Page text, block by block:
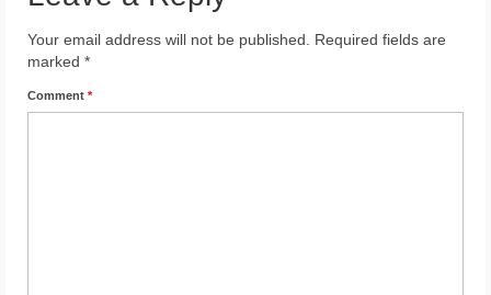
Indonēzija
Your email address will not be published.
Required fields are
marked *
Comment *